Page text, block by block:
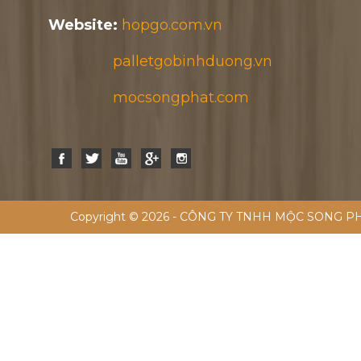
Website: hopgo.com.vn
palletgobinhduong.vn
mocsongphat.com
Copyright © 2026 - CÔNG TY TNHH MỘC SONG